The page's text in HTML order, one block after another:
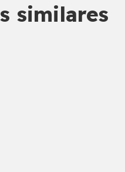
similares